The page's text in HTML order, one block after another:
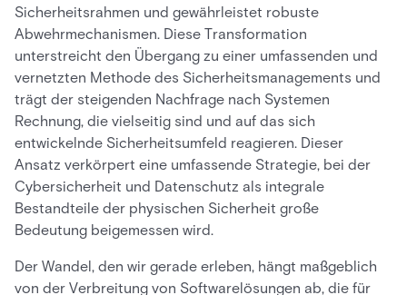
Sicherheitsrahmen und gewährleistet robuste
Abwehrmechanismen. Diese Transformation
unterstreicht den Übergang zu einer umfassenden und
vernetzten Methode des Sicherheitsmanagements und
trägt der steigenden Nachfrage nach Systemen
Rechnung, die vielseitig sind und auf das sich
entwickelnde Sicherheitsumfeld reagieren. Dieser
Ansatz verkörpert eine umfassende Strategie, bei der
Cybersicherheit und Datenschutz als integrale
Bestandteile der physischen Sicherheit große
Bedeutung beigemessen wird.
Der Wandel, den wir gerade erleben, hängt maßgeblich
von der Verbreitung von Softwarelösungen ab, die für